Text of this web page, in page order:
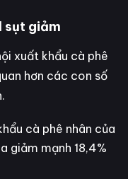
sụt giảm
xuất khẩu cà phê
hơn các con số
cà phê nhân của
giảm mạnh 18,4%